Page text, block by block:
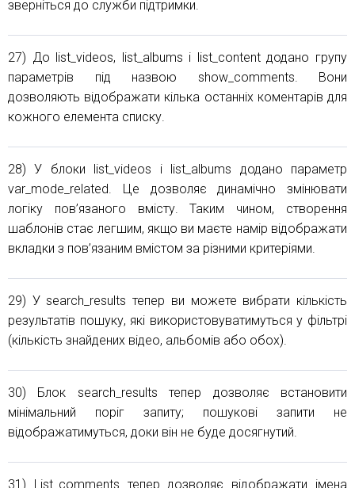
зверніться до служби підтримки.
27) До list_videos, list_albums і list_content додано групу
параметрів під назвою show_comments. Вони
дозволяють відображати кілька останніх коментарів для
кожного елемента списку.
28) У блоки list_videos і list_albums додано параметр
var_mode_related. Це дозволяє динамічно змінювати
логіку пов’язаного вмісту. Таким чином, створення
шаблонів стає легшим, якщо ви маєте намір відображати
вкладки з пов’язаним вмістом за різними критеріями.
29) У search_results тепер ви можете вибрати кількість
результатів пошуку, які використовуватимуться у фільтрі
(кількість знайдених відео, альбомів або обох).
30) Блок search_results тепер дозволяє встановити
мінімальний поріг запиту; пошукові запити не
відображатимуться, доки він не буде досягнутий.
31) List_comments тепер дозволяє відображати імена